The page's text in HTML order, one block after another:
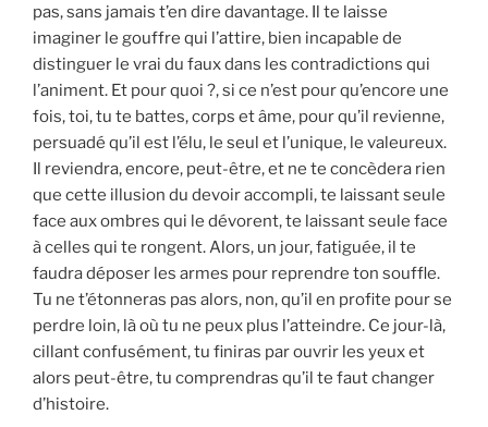
pas, sans jamais t’en dire davantage. Il te laisse
imaginer le gouffre qui l’attire, bien incapable de
distinguer le vrai du faux dans les contradictions qui
l’animent. Et pour quoi ?, si ce n’est pour qu’encore une
fois, toi, tu te battes, corps et âme, pour qu’il revienne,
persuadé qu’il est l’élu, le seul et l’unique, le valeureux.
Il reviendra, encore, peut-être, et ne te concèdera rien
que cette illusion du devoir accompli, te laissant seule
face aux ombres qui le dévorent, te laissant seule face
à celles qui te rongent. Alors, un jour, fatiguée, il te
faudra déposer les armes pour reprendre ton souffle.
Tu ne t’étonneras pas alors, non, qu’il en profite pour se
perdre loin, là où tu ne peux plus l’atteindre. Ce jour-là,
cillant confusément, tu finiras par ouvrir les yeux et
alors peut-être, tu comprendras qu’il te faut changer
d’histoire.